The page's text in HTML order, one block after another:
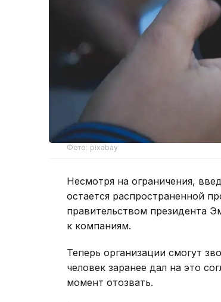
Фото: pixabay
Несмотря на ограничения,
остается распространенной
правительством президента
к компаниям.
Теперь организации смогут
человек заранее дал на это
момент отозвать.